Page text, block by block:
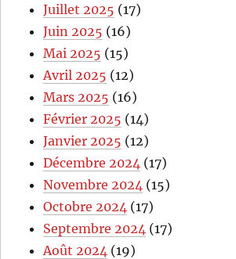
Juillet 2025 (17)
Juin 2025 (16)
Mai 2025 (15)
Avril 2025 (12)
Mars 2025 (16)
Février 2025 (14)
Janvier 2025 (12)
Décembre 2024 (17)
Novembre 2024 (15)
Octobre 2024 (17)
Septembre 2024 (17)
Août 2024 (19)